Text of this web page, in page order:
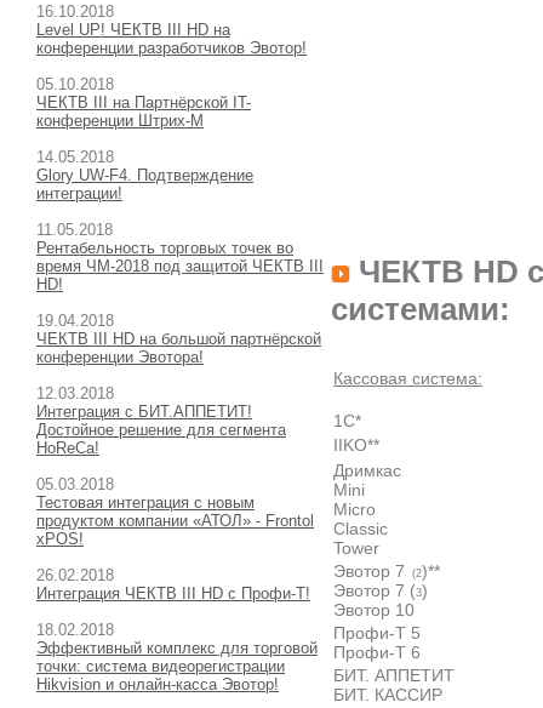
16.10.2018
Level UP! ЧЕКТВ III HD на
конференции разработчиков Эвотор!
05.10.2018
ЧЕКТВ III на Партнёрской IT-
конференции Штрих-М
14.05.2018
Glory UW-F4. Подтверждение
интеграции!
11.05.2018
Рентабельность торговых точек во
время ЧМ-2018 под защитой ЧЕКТВ III
HD!
19.04.2018
ЧЕКТВ III HD на большой партнёрской
конференции Эвотора!
12.03.2018
Интеграция с БИТ.АППЕТИТ!
Достойное решение для сегмента
HoReCa!
05.03.2018
Тестовая интеграция с новым
продуктом компании «АТОЛ» - Frontol
xPOS!
26.02.2018
Интеграция ЧЕКТВ III HD с Профи-Т!
18.02.2018
Эффективный комплекс для торговой
точки: система видеорегистрации
Hikvision и онлайн-касса Эвотор!
ЧЕКТВ HD
системами:
Кассовая система:
1C*
IIKO**
Дримкас
Mini
Micro
Classic
Tower
Эвотор 7 (2)**
Эвотор 7 (3)
Эвотор 10
Профи-Т 5
Профи-Т 6
БИТ. АППЕТИТ
БИТ. КАССИР